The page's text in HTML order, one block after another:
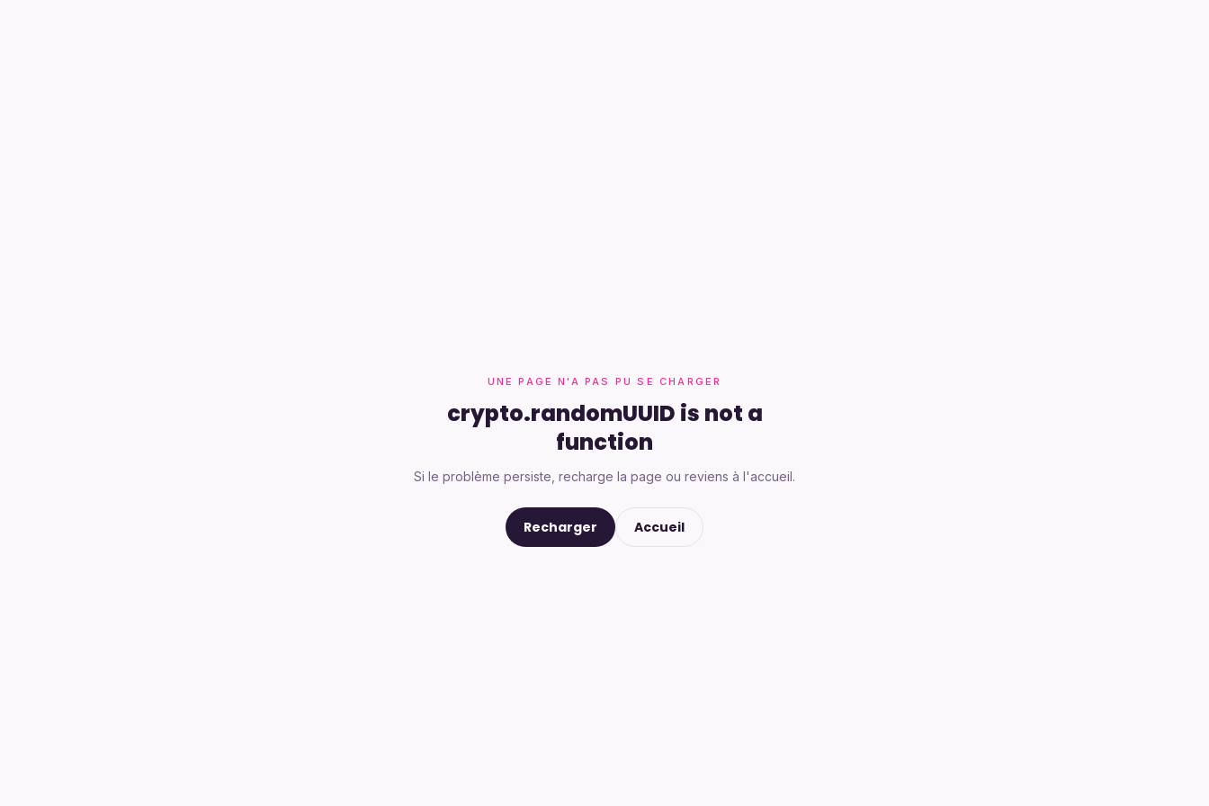
UNE PAGE N'A PAS PU SE CHARGER
crypto.randomUUID is not a
function
Si le problème persiste, recharge la page ou reviens à l'accueil.
Recharger Accueil